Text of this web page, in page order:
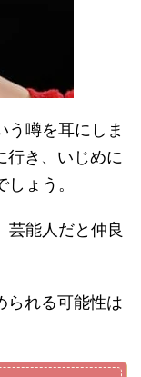
う噂を耳にしま
行き、いじめに
ょう。
芸能人だと仲良
られる可能性は